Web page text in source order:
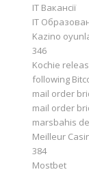
IT Вакансії
IT
Kazino
346
Kochie
following
mail order
mail order
marsbahis
Meilleur
384
Mostbet